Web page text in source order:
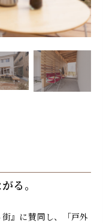
る。
』に賛同し、「戸外